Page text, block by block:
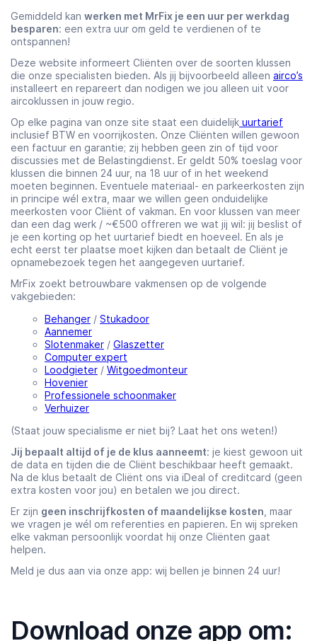
Gemiddeld kan werken met MrFix je een uur per werkdag
besparen: een extra uur om geld te verdienen of te
ontspannen!
Deze website informeert Cliënten over de soorten klussen
die onze specialisten bieden. Als jij bijvoorbeeld alleen airco’s
installeert en repareert dan nodigen we jou alleen uit voor
aircoklussen in jouw regio.
Op elke pagina van onze site staat een duidelijk uurtarief
inclusief BTW en voorrijkosten. Onze Cliënten willen gewoon
een factuur en garantie; zij hebben geen zin of tijd voor
discussies met de Belastingdienst. Er geldt 50% toeslag voor
klussen die binnen 24 uur, na 18 uur of in het weekend
moeten beginnen. Eventuele materiaal- en parkeerkosten zijn
in principe wél extra, maar we willen geen onduidelijke
meerkosten voor Cliënt of vakman. En voor klussen van meer
dan een dag werk / ~€500 offreren we wat jij wil: jij beslist of
je een korting op het uurtarief biedt en hoeveel. En als je
echt eerst ter plaatse moet kijken dan betaalt de Cliënt je
opnamebezoek tegen het aangegeven uurtarief.
MrFix zoekt betrouwbare vakmensen op de volgende
vakgebieden:
Behanger / Stukadoor
Aannemer
Slotenmaker / Glaszetter
Computer expert
Loodgieter / Witgoedmonteur
Hovenier
Professionele schoonmaker
Verhuizer
(Staat jouw specialisme er niet bij? Laat het ons weten!)
Jij bepaalt altijd of je de klus aanneemt: je kiest gewoon uit
de data en tijden die de Cliënt beschikbaar heeft gemaakt.
Na de klus betaalt de Cliënt ons via iDeal of creditcard (geen
extra kosten voor jou) en betalen we jou direct.
Er zijn geen inschrijfkosten of maandelijkse kosten , maar
we vragen je wél om referenties en papieren. En wij spreken
elke vakman persoonlijk voordat hij onze Cliënten gaat
helpen.
Meld je dus aan via onze app: wij bellen je binnen 24 uur!
Download onze app om: